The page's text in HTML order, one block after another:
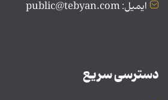
ایمیل: public@tebyan.com
دسترسی سریع